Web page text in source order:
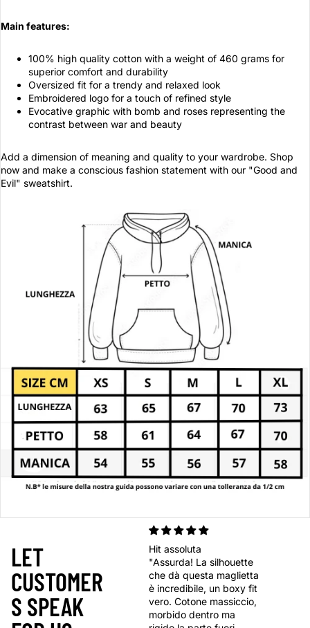
Main features:
100% high quality cotton with a weight of 460 grams for
superior comfort and durability
Oversized fit for a trendy and relaxed look
Embroidered logo for a touch of refined style
Evocative graphic with bomb and roses representing the
contrast between war and beauty
Add a dimension of meaning and quality to your wardrobe. Shop
now and make a conscious fashion statement with our "Good and
Evil" sweatshirt.
LET
CUSTOMER
S SPEAK
Hit assoluta
"Assurda! La silhouette
che dà questa maglietta
è incredibile, un boxy fit
vero. Cotone massiccio,
morbido dentro ma